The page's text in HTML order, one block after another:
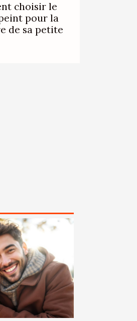
choisir le
pour la
de sa petite